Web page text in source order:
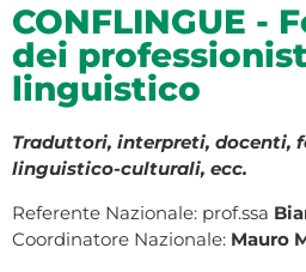
CONFLINGUE -
dei
linguistico
Traduttori, interpreti, docenti,
linguistico-culturali, ecc.
Referente Nazionale: prof.ssa
Coordinatore Nazionale: Mauro